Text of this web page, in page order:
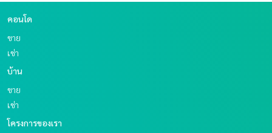
คอนโด
ขาย
เช่า
บ้าน
ขาย
เช่า
โครงการของเรา